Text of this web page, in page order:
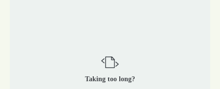
Taking too long?